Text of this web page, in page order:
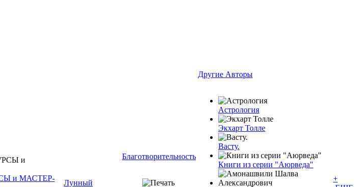
и МАСТЕР-
Лунный
Благотворительность
Другие Aвторы
Астрология
Экхарт Толле
Васту.
Книги из серии "Аюрведа"
+